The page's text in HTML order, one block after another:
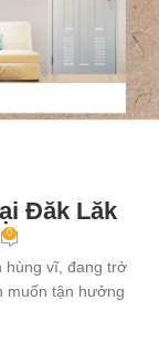
Đăk Lăk
0
hùng vĩ, đang trở
muốn tận hưởng